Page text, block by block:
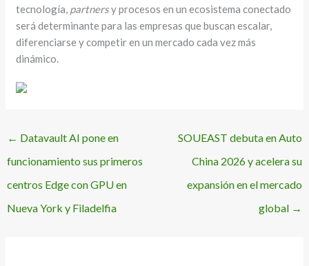
tecnología, partnersy procesos en un ecosistema conectado
será determinante para las empresas que buscan escalar,
diferenciarse y competir en un mercado cada vez más
dinámico.
← Datavault AI pone en
funcionamiento sus primeros
centros Edge con GPU en
Nueva York y Filadelfia
SOUEAST debuta en Auto
China 2026 y acelera su
expansión en el mercado
global →